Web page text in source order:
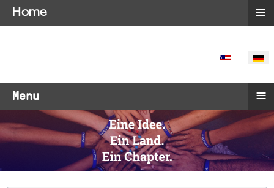
SPRACHE
Menu ≡
Home ≡